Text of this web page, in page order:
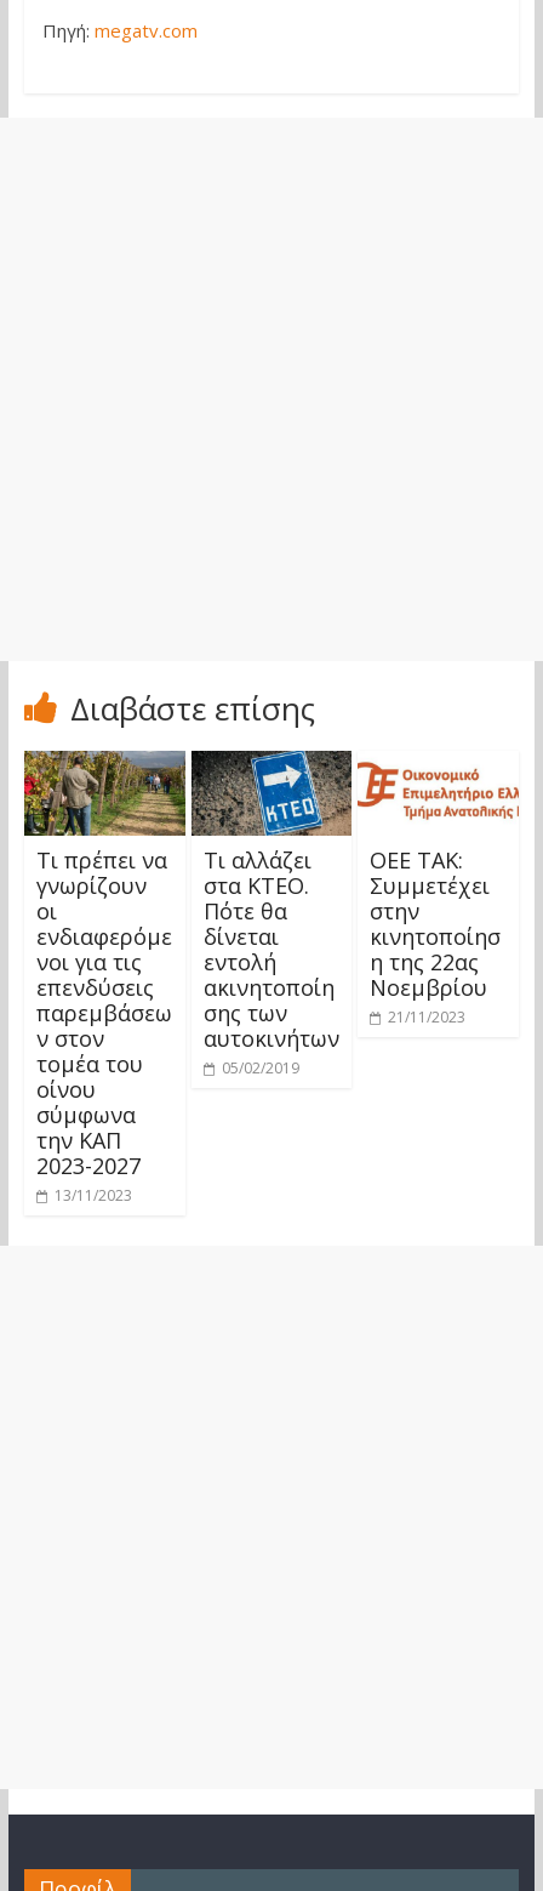
Πηγή: megatv.com
Διαβάστε επίσης
Τι πρέπει να
γνωρίζουν
οι
ενδιαφερόμε
νοι για τις
επενδύσεις
παρεμβάσεω
ν στον
τομέα του
οίνου
σύμφωνα
την ΚΑΠ
2023-2027
13/11/2023
Τι αλλάζει
στα ΚΤΕΟ.
Πότε θα
δίνεται
εντολή
ακινητοποίη
σης των
αυτοκινήτων
05/02/2019
ΟΕΕ TAK:
Συμμετέχει
στην
κινητοποίησ
η της 22ας
Νοεμβρίου
21/11/2023